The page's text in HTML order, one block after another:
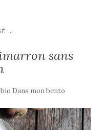
...
sans
bio Dans mon bento